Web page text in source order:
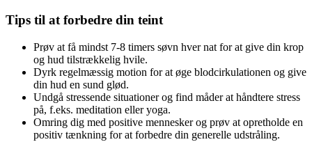
Tips til at forbedre din teint
Prøv at få mindst 7-8 timers søvn hver nat for at give din krop
og hud tilstrækkelig hvile.
Dyrk regelmæssig motion for at øge blodcirkulationen og give
din hud en sund glød.
Undgå stressende situationer og find måder at håndtere stress
på, f.eks. meditation eller yoga.
Omring dig med positive mennesker og prøv at opretholde en
positiv tænkning for at forbedre din generelle udstråling.